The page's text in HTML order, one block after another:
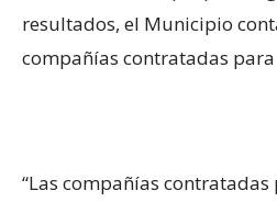
resultados, el Municipio
compañías contratadas
“Las compañías contratadas